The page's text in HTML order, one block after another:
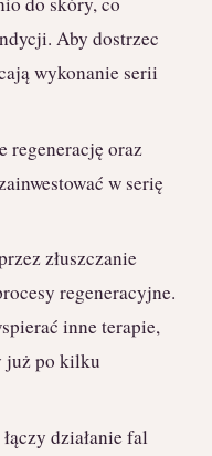
Aby dostrzec
wykonanie serii
regenerację oraz
w serię
złuszczanie
regeneracyjne.
inne terapie,
już po kilku
łączy działanie fal